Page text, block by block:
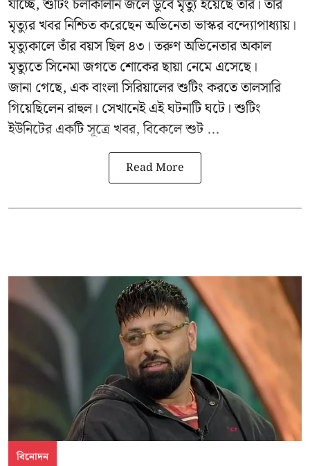
যাচ্ছে, শুটিং চলাকালীন জলে ডুবে মৃত্যু হয়েছে তাঁর। তাঁর
মৃত্যুর খবর নিশ্চিত করেছেন অভিনেতা ভাস্কর বন্দ্যোপাধ্যায়।
মৃত্যুকালে তাঁর বয়স ছিল ৪৩। তরুণ অভিনেতার অকাল
মৃত্যুতে সিনেমা জগতে শোকের ছায়া নেমে এসেছে।
জানা গেছে, এক বাংলা সিরিয়ালের শুটিং করতে তালসারি
গিয়েছিলেন রাহুল। সেখানেই এই ঘটনাটি ঘটে। শুটিং
ইউনিটের একটি সূত্রে খবর, বিকেলে শুট ...
Read More
বিনোদন